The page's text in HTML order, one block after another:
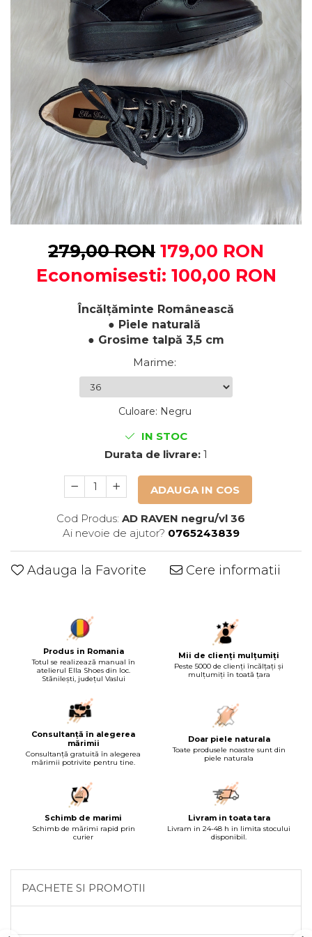
279,00 RON 179,00 RON
Economisesti: 100,00 RON
Încălțăminte Românească
● Piele naturală
● Grosime talpă 3,5 cm
Marime:
Culoare: Negru
IN STOC
Durata de livrare: 1
ADAUGA IN COS
Cod Produs: AD RAVEN negru/vl 36
Ai nevoie de ajutor? 0765243839
Adauga la Favorite Cere informatii
Produs in Romania
Totul se realizează manual în
atelierul Ella Shoes din loc.
Stănilești, județul Vaslui
Mii de clienți mulțumiți
Peste 5000 de clienți încălțați și
mulțumiți în toată țara
Consultanță în alegerea
mărimii
Consultanță gratuită în alegerea
mărimii potrivite pentru tine.
Doar piele naturala
Toate produsele noastre sunt din
piele naturala
Schimb de marimi
Schimb de mărimi rapid prin
curier
Livram in toata tara
Livram in 24-48 h in limita stocului
disponibil.
PACHETE SI PROMOTII